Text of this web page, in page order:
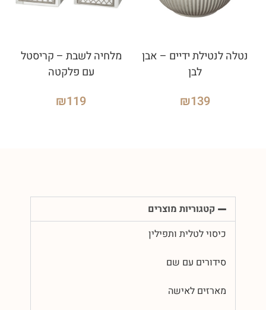
נטלה לנטילת ידיים – אבן
לבן
₪139
מלחיה לשבת – קריסטל
עם פלקטה
₪119
קטגוריות מוצרים
כיסוי לטלית ותפילין
סידורים עם שם
מארזים לאישה